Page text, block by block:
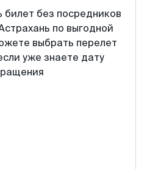
без посредников
по выгодной
выбрать перелет
уже знаете дату